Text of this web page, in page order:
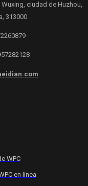
ciudad de Huzhou,
313000
WPC
en línea